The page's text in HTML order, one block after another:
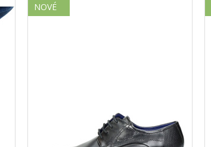
NOVÉ